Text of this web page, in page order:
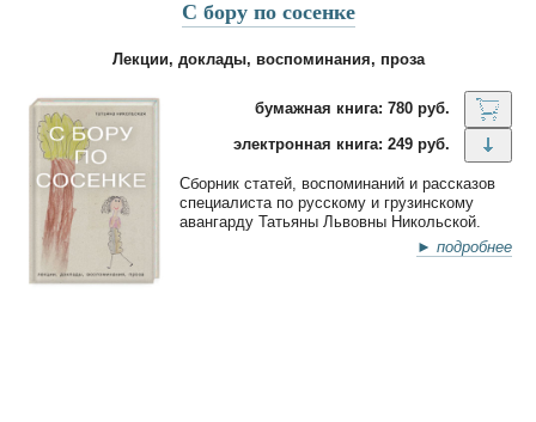
С бору по сосенке
Лекции, доклады, воспоминания, проза
бумажная книга: 780 руб.
электронная книга: 249 руб.
Сборник статей, воспоминаний и рассказов
специалиста по русскому и грузинскому
авангарду Татьяны Львовны Никольской.
► подробнее